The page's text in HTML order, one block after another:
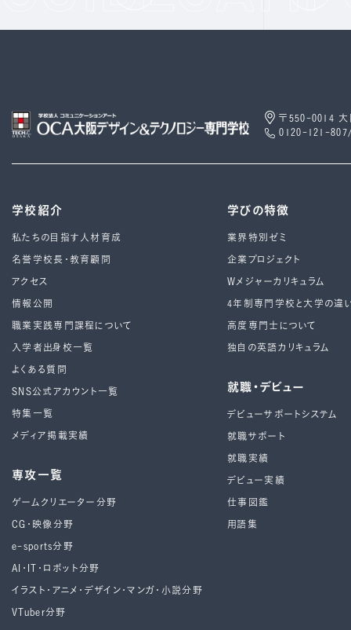
〒550-0014 大
0120-121-
学校紹介
私たちの目指す人材育成
名誉学校長・教育顧問
アクセス
情報公開
職業実践専門課程について
入学者出身校一覧
よくある質問
SNS公式アカウント一覧
特集一覧
メディア掲載実績
専攻一覧
ゲームクリエーター分野
CG・映像分野
e-sports分野
AI・IT・ロボット分野
イラスト・アニメ・デザイン・マンガ・小説分野
VTuber分野
学びの特徴
業界特別ゼミ
企業プロジェクト
Wメジャーカリキュラム
4年制専⾨学校と⼤学の違
高度専門士について
独自の英語カリキュラム
就職・デビュー
デビューサポートシステム
就職サポート
就職実績
デビュー実績
仕事図鑑
用語集